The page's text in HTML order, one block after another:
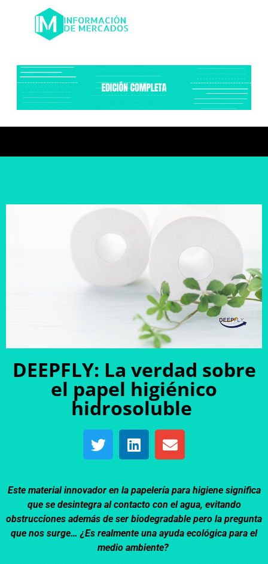
DEEPFLY: La verdad sobre
el papel higiénico
hidrosoluble
Este material innovador en la papelería para higiene significa
que se desintegra al contacto con el agua, evitando
obstrucciones además de ser biodegradable pero la pregunta
que nos surge… ¿Es realmente una ayuda ecológica para el
medio ambiente?